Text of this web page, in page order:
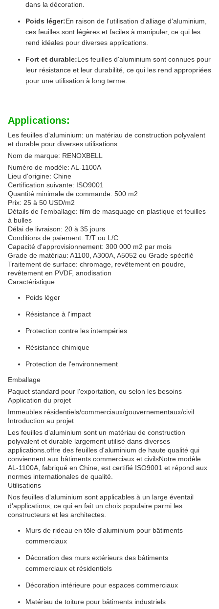
dans la décoration.
Poids léger:En raison de l'utilisation d'alliage d'aluminium,
ces feuilles sont légères et faciles à manipuler, ce qui les
rend idéales pour diverses applications.
Fort et durable:Les feuilles d'aluminium sont connues pour
leur résistance et leur durabilité, ce qui les rend appropriées
pour une utilisation à long terme.
Applications:
Les feuilles d'aluminium: un matériau de construction polyvalent
et durable pour diverses utilisations
Nom de marque: RENOXBELL
Numéro de modèle: AL-1100A
Lieu d'origine: Chine
Certification suivante: ISO9001
Quantité minimale de commande: 500 m2
Prix: 25 à 50 USD/m2
Détails de l'emballage: film de masquage en plastique et feuilles
à bulles
Délai de livraison: 20 à 35 jours
Conditions de paiement: T/T ou L/C
Capacité d'approvisionnement: 300 000 m2 par mois
Grade de matériau: A1100, A300A, A5052 ou Grade spécifié
Traitement de surface: chromage, revêtement en poudre,
revêtement en PVDF, anodisation
Caractéristique
Poids léger
Résistance à l'impact
Protection contre les intempéries
Résistance chimique
Protection de l'environnement
Emballage
Paquet standard pour l'exportation, ou selon les besoins
Application du projet
Immeubles résidentiels/commerciaux/gouvernementaux/civil
Introduction au projet
Les feuilles d'aluminium sont un matériau de construction
polyvalent et durable largement utilisé dans diverses
applications.offre des feuilles d'aluminium de haute qualité qui
conviennent aux bâtiments commerciaux et civilsNotre modèle
AL-1100A, fabriqué en Chine, est certifié ISO9001 et répond aux
normes internationales de qualité.
Utilisations
Nos feuilles d'aluminium sont applicables à un large éventail
d'applications, ce qui en fait un choix populaire parmi les
constructeurs et les architectes.
Murs de rideau en tôle d'aluminium pour bâtiments
commerciaux
Décoration des murs extérieurs des bâtiments
commerciaux et résidentiels
Décoration intérieure pour espaces commerciaux
Matériau de toiture pour bâtiments industriels